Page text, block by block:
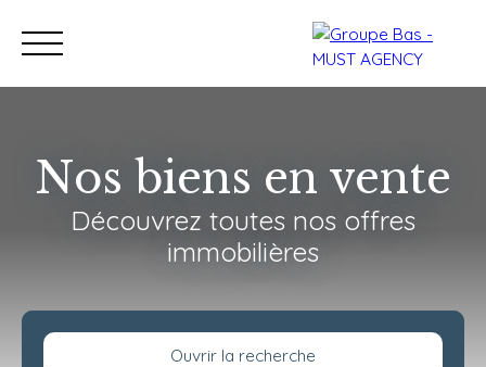
Acheter Vendre Programmes
Nos biens en vente
Découvrez toutes nos offres
immobilières
Ouvrir la recherche